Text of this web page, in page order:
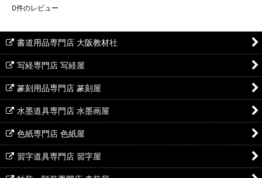
0件のレビュー
書道用品専門店 大阪教材社
写経専門店 写経屋
篆刻用品専門店 篆刻屋
水墨道具専門店 水墨画屋
色紙専門店 色紙屋
習字道具専門店 習字屋